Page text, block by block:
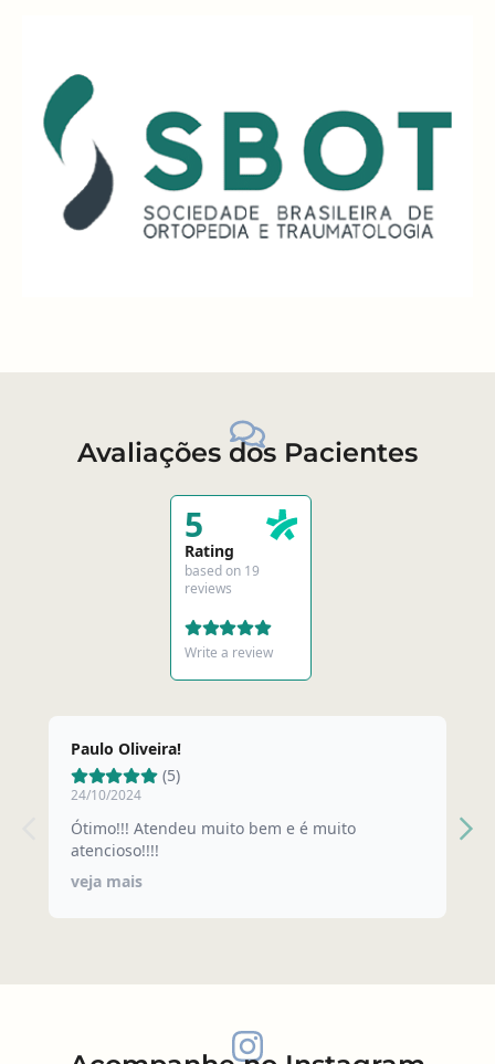
Avaliações dos Pacientes
5
Rating
based on 19
reviews
Write a review
Paulo Oliveira!
(5)
24/10/2024
Ótimo!!! Atendeu muito bem e é muito
atencioso!!!!
veja mais